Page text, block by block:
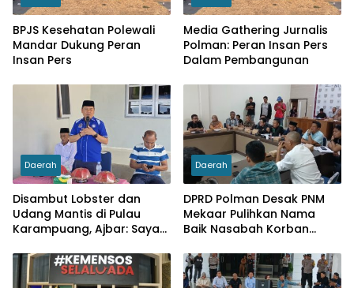
BPJS Kesehatan Polewali
Mandar Dukung Peran
Insan Pers
Media Gathering Jurnalis
Polman: Peran Insan Pers
Dalam Pembangunan
Daerah
Disambut Lobster dan
Udang Mantis di Pulau
Karampuang, Ajbar: Saya
Pemilu, tapi Menunaikan
Tanggung Jawab Moral
Daerah
DPRD Polman Desak PNM
Mekaar Pulihkan Nama
Baik Nasabah Korban